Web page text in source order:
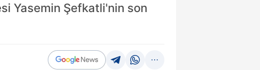
Yasemin Şefkatli'nin son